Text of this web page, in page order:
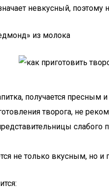
невкусный,
из молока
получается пресным
творога, не
не только вкусным, но